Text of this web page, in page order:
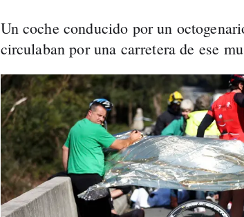
Un coche conducido por un
circulaban por una carretera de ese